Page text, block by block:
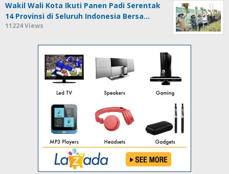
Wakil Wali Kota Ikuti Panen Padi Serentak
14 Provinsi di Seluruh Indonesia Bersa…
11224 Views